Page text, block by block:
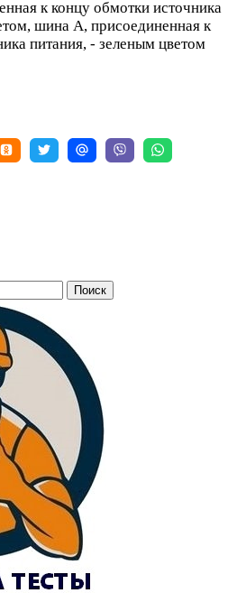
к концу обмотки источника
шина А, присоединенная к
питания, - зеленым цветом